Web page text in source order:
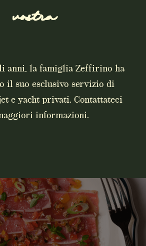
vostra
anni, la famiglia Zeffirino ha
il suo esclusivo servizio di
e yacht privati. Contattateci
informazioni.